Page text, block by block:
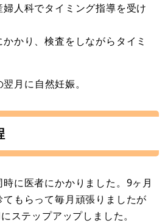
人科でタイミング指導を受け
かり、検査をしながらタイミ
月に自然妊娠。
に医者にかかりました。9ヶ月
もらって毎月頑張りましたが
ステップアップしました。